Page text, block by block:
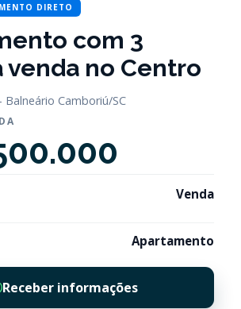
DIRETO
com 3
venda no Centro
Balneário Camboriú/SC
Venda
Apartamento
Receber informações